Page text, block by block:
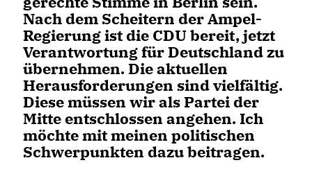
Nach dem Scheitern der Ampel-
Regierung ist die CDU bereit, jetzt
Verantwortung für Deutschland zu
übernehmen. Die aktuellen
Herausforderungen sind vielfältig.
Diese müssen wir als Partei der
Mitte entschlossen angehen. Ich
möchte mit meinen politischen
Schwerpunkten dazu beitragen.